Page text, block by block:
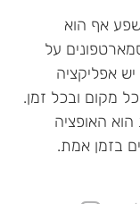
אף הוא
על
אפליקציה
מקום ובכל זמן.
הוא האופציה
בזמן אמת.